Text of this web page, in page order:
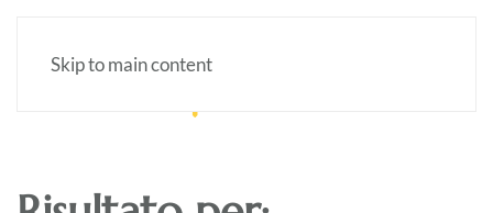
Skip to main content